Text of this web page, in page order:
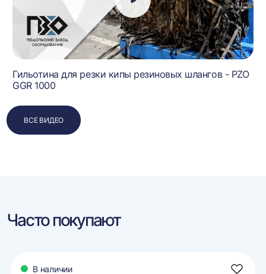
Гильотина для резки кипы резиновых шлангов - PZO
GGR 1000
ВСЕ ВИДЕО
Часто покупают
В наличии